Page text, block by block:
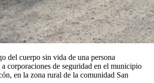
del cuerpo sin vida de una persona
corporaciones de seguridad en el municipio
en la zona rural de la comunidad San